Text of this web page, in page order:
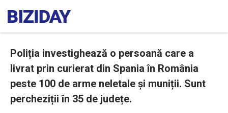
Poliția investighează o persoană care a
livrat prin curierat din Spania în România
peste 100 de arme neletale și muniții. Sunt
percheziții în 35 de județe.